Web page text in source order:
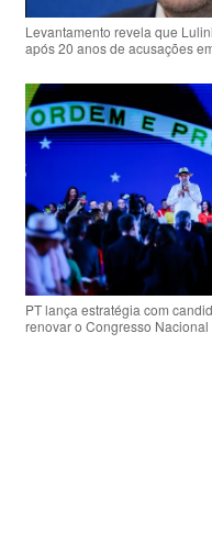
Levantamento revela que
após 20 anos de acusações
PT lança estratégia com
renovar o Congresso Nacional